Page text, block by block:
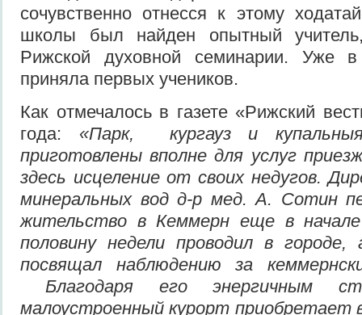
сочувственно отнесся к этому
школы был найден опытный
Рижской духовной семинарии. Уже
приняла первых учеников.
Как отмечалось в газете «Рижский
года: «Парк,
кургауз и
приготовлены вполне для услуг
здесь исцеление от своих недугов.
минеральных вод д-р мед. А. Сотин
жительство в Кеммерн еще в
половину недели проводил в городе,
посвящал наблюдению за
Благодаря его энергичным
малоустроенный курорт приобретает